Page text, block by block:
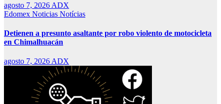
agosto 7, 2026 ADX
Edomex Noticias Notícias
Detienen a presunto asaltante por robo violento de motocicleta
en Chimalhuacán
agosto 7, 2026 ADX